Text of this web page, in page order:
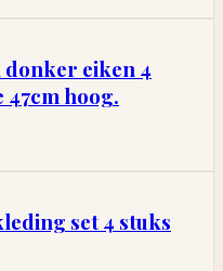
eiken 4
hoog.
set 4 stuks